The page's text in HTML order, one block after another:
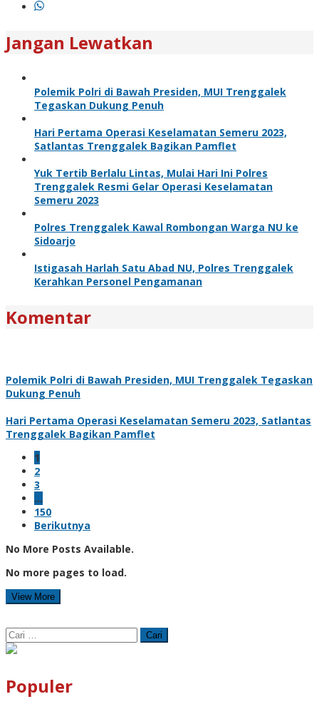
Jangan Lewatkan
Polemik Polri di Bawah Presiden, MUI Trenggalek
Tegaskan Dukung Penuh
Hari Pertama Operasi Keselamatan Semeru 2023,
Satlantas Trenggalek Bagikan Pamflet
Yuk Tertib Berlalu Lintas, Mulai Hari Ini Polres
Trenggalek Resmi Gelar Operasi Keselamatan
Semeru 2023
Polres Trenggalek Kawal Rombongan Warga NU ke
Sidoarjo
Istigasah Harlah Satu Abad NU, Polres Trenggalek
Kerahkan Personel Pengamanan
Komentar
Polemik Polri di Bawah Presiden, MUI Trenggalek Tegaskan
Dukung Penuh
Hari Pertama Operasi Keselamatan Semeru 2023, Satlantas
Trenggalek Bagikan Pamflet
1
2
3
…
150
Berikutnya
No More Posts Available.
No more pages to load.
View More
Cari
untuk:
Populer